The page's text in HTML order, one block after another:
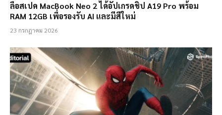
ลือสเปค MacBook Neo 2 ได้อัปเกรดชิป A19 Pro พร้อม
RAM 12GB เพื่อรองรับ AI และมีสีใหม่
23 กรกฎาคม 2026